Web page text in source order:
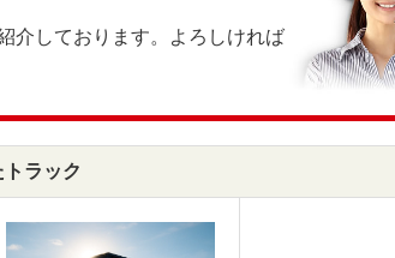
介しております。よろしければ
ラック